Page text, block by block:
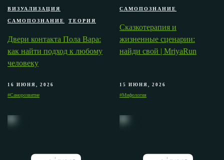
ВИЗУАЛИЗАЦИЯ
САМОПОЗНАНИЕ ТЕОРИЯ
Двери контакта Пола Вара:
как найти подход к любому
человеку
16 ИЮНЯ, 2026
#Саморозвитие
САМОПОЗНАНИЕ
Сказкотерапия и
жизненные сценарии:
найди свой | MriyaRun
15 ИЮНЯ, 2026
#Мифология